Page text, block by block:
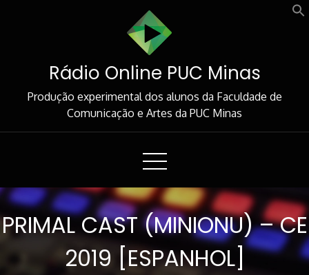
Rádio Online PUC Minas
Produção experimental dos alunos da Faculdade de
Comunicação e Artes da PUC Minas
PRIMAL CAST (MINIONU) – CE
2019 [ESPANHOL]